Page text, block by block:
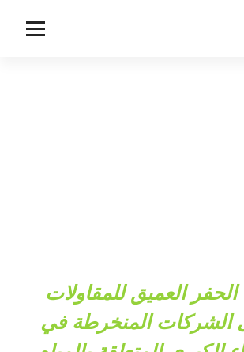
العميق للمقاولات
الشركات المنخرطة في